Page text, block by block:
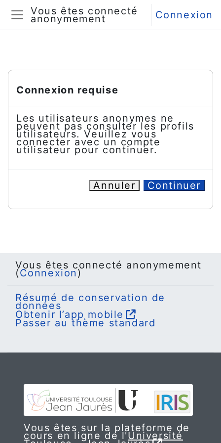
Passer au contenu principal
Panneau latéral
Vous êtes connecté
anonymement Connexion
Connexion requise
Les utilisateurs anonymes ne
peuvent pas consulter les profils
utilisateurs. Veuillez vous
connecter avec un compte
utilisateur pour continuer.
Annuler Continuer
Vous êtes connecté anonymement
(Connexion)
Résumé de conservation de
données
Obtenir l’app mobile
Passer au thème standard
Vous êtes sur la plateforme de
cours en ligne de l'Université